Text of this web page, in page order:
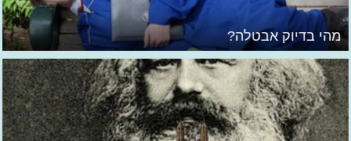
מהי בדיוק אבטלה?